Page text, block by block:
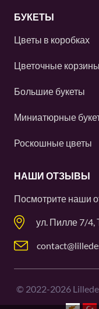
БУКЕТЫ
Цветы в коробках
Цветочные корзины
Большие букеты
Миниатюрные
Роскошные цветы
НАШИ ОТЗЫВЫ
Посмотрите наши
ул. Пилле 7/4,
© 2022-2026